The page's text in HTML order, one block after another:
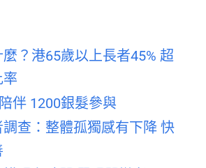
？港65歲以上長者45% 超
伴 1200銀髮參與
查：整體孤獨感有下降 快